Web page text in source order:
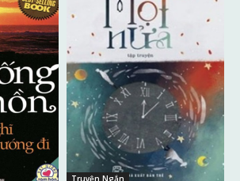
Truyện Ngắn